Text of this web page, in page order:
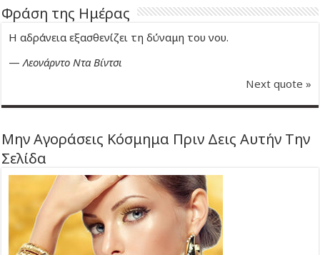
Φράση της Ημέρας
Η αδράνεια εξασθενίζει τη δύναμη του νου.
—Λεονάρντο Ντα Βίντσι
Next quote »
Μην Αγοράσεις Κόσμημα Πριν Δεις Αυτήν Την
Σελίδα